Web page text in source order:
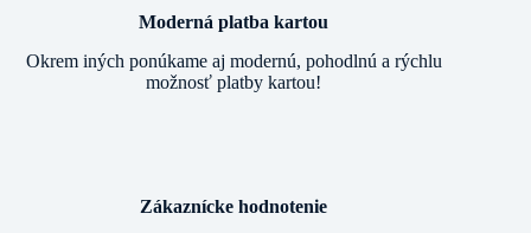
Moderná platba kartou
Okrem iných ponúkame aj modernú, pohodlnú a rýchlu
možnosť platby kartou!
Zákaznícke hodnotenie